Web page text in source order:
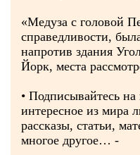
«Медуза c головой
справедливости,
напротив здания
Йорк, места
• Подписывайтесь
интересное из мира
рассказы, статьи,
многое другое… -